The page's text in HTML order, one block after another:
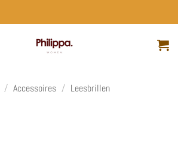
/ Accessoires / Leesbrillen